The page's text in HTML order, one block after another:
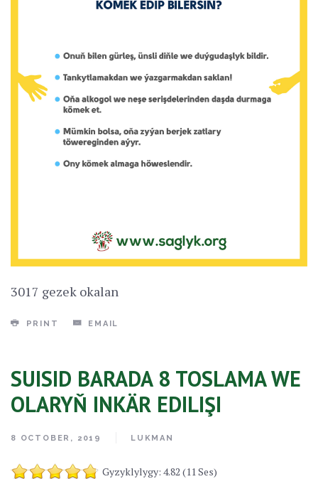
3017 gezek okalan
PRINT EMAIL
SUISID BARADA 8 TOSLAMA WE
OLARYŇ INKÄR EDILIŞI
8 OCTOBER, 2019 LUKMAN
Gyzyklylygy: 4.82 (11 Ses)